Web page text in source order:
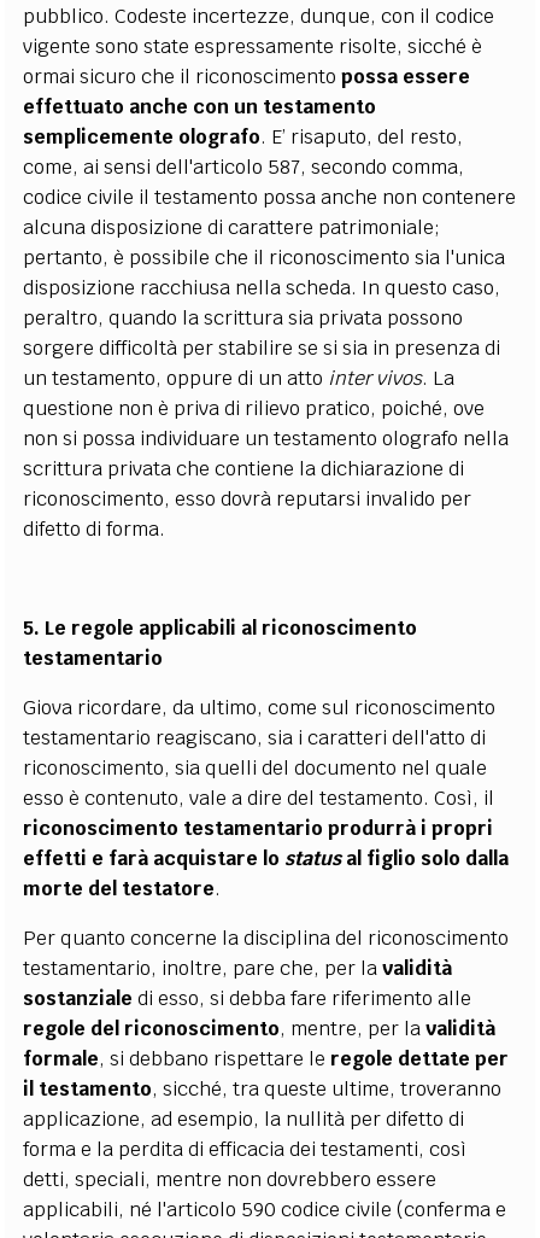
pubblico. Codeste incertezze, dunque, con il codice
vigente sono state espressamente risolte, sicché è
ormai sicuro che il riconoscimentopossa essere
effettuato anche con un testamento
semplicemente olografo. E’ risaputo, del resto,
come, ai sensi dell'articolo 587, secondo comma,
codice civile il testamento possa anche non contenere
alcuna disposizione di carattere patrimoniale;
pertanto, è possibile che il riconoscimento sia l'unica
disposizione racchiusa nella scheda. In questo caso,
peraltro, quando la scrittura sia privata possono
sorgere difficoltà per stabilire se si sia in presenza di
un testamento, oppure di un atto inter vivos. La
questione non è priva di rilievo pratico, poiché, ove
non si possa individuare un testamento olografo nella
scrittura privata che contiene la dichiarazione di
riconoscimento, esso dovrà reputarsi invalido per
difetto di forma.
5. Le regole applicabili al riconoscimento
testamentario
Giova ricordare, da ultimo, come sul riconoscimento
testamentario reagiscano, sia i caratteri dell'atto di
riconoscimento, sia quelli del documento nel quale
esso è contenuto, vale a dire del testamento. Così, il
riconoscimento testamentario produrrà i propri
effetti e farà acquistare lo statusal figlio solo dalla
morte del testatore.
Per quanto concerne la disciplina del riconoscimento
testamentario, inoltre, pare che, per lavalidità
sostanziale di esso, si debba fare riferimento alle
regole del riconoscimento, mentre, per lavalidità
formale, si debbano rispettare le regole dettate per
il testamento, sicché, tra queste ultime, troveranno
applicazione, ad esempio, la nullità per difetto di
forma e la perdita di efficacia dei testamenti, così
detti, speciali, mentre non dovrebbero essere
applicabili, né l'articolo 590 codice civile (conferma e